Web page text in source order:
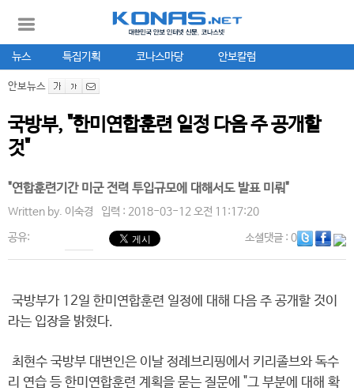
뉴스 특집기획 코나스마당 안보칼럼
안보뉴스
국방부, "한미연합훈련 일정 다음 주 공개할
것"
"연합훈련기간 미군 전력 투입규모에 대해서도 발표 미뤄"
Written by. 이숙경 입력 : 2018-03-12 오전 11:17:20
공유: 소셜댓글: 0
국방부가 12일 한미연합훈련 일정에 대해 다음 주 공개할 것이
라는 입장을 밝혔다.
최현수 국방부 대변인은 이날 정례브리핑에서 키리졸브와 독수
리 연습 등 한미연합훈련 계획을 묻는 질문에 "그 부분에 대해 확